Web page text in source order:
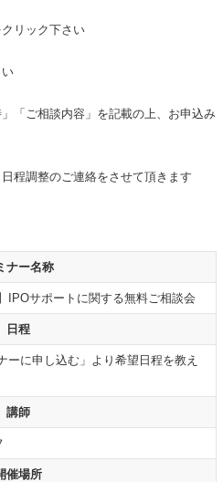
リック下さい
「ご相談内容」を記載の上、お申込み
程調整のご連絡をさせて頂きます
ナー名称
IPOサポートに関する無料ご相談会
日程
ーに申し込む」より希望日程を教え
講師
催場所